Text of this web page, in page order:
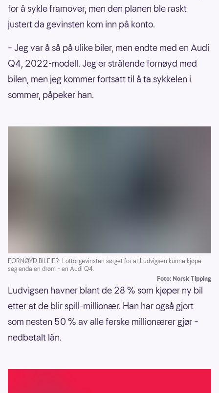
for å sykle framover, men den planen ble raskt
justert da gevinsten kom inn på konto.
– Jeg var å så på ulike biler, men endte med en Audi
Q4, 2022-modell. Jeg er strålende fornøyd med
bilen, men jeg kommer fortsatt til å ta sykkelen i
sommer, påpeker han.
FORNØYD BILEIER: Lotto-gevinsten sørget for at Ludvigsen kunne kjøpe
seg enda en drøm – en Audi Q4.
Foto: Norsk Tipping
Ludvigsen havner blant de 28 % som kjøper ny bil
etter at de blir spill-millionær. Han har også gjort
som nesten 50 % av alle ferske millionærer gjør –
nedbetalt lån.